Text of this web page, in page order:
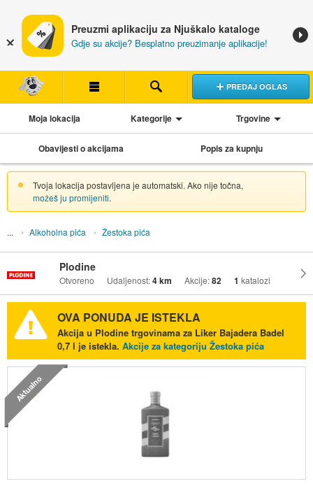
Preuzmi aplikaciju za Njuškalo kataloge
Gdje su akcije? Besplatno preuzimanje aplikacije!
PREDAJ OGLAS
Moja lokacija Kategorije Trgovine
Obavijesti o akcijama Popis za kupnju
Tvoja lokacija postavljena je automatski. Ako nije točna,
možeš ju promijeniti.
Alkoholna pića Žestoka pića
Plodine
Otvoreno Udaljenost:4 km Akcije:82 1 katalozi
OVA PONUDA JE ISTEKLA
Akcija u Plodine trgovinama za Liker Bajadera Badel
0,7 l je istekla. Akcije za kategoriju Žestoka pića
Aktualno